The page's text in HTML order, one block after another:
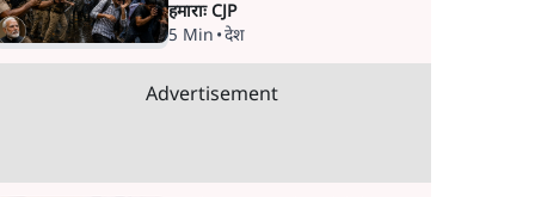
हमाराः CJP
5 Min •देश
Advertisement